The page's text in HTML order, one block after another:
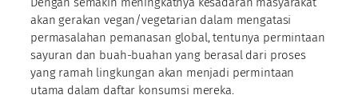
akan gerakan vegan/vegetarian dalam mengatasi
permasalahan pemanasan global, tentunya permintaan
sayuran dan buah-buahan yang berasal dari proses
yang ramah lingkungan akan menjadi permintaan
utama dalam daftar konsumsi mereka.